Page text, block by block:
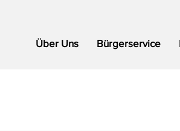
Über Uns Bürgerservice